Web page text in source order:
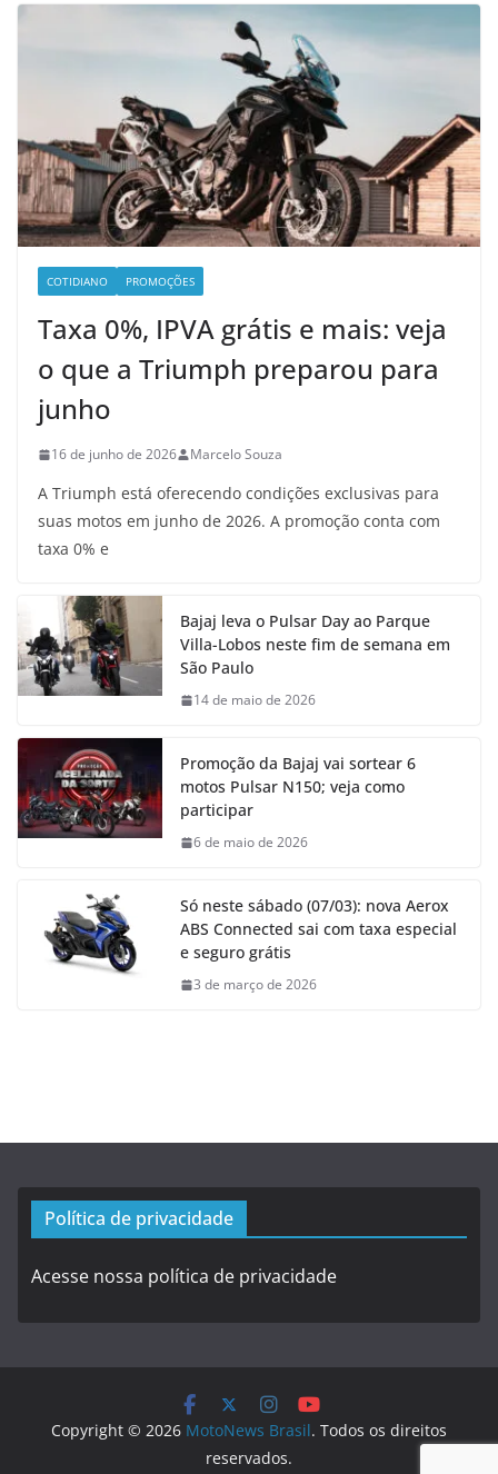
COTIDIANO PROMOÇÕES
Taxa 0%, IPVA grátis e mais: veja
o que a Triumph preparou para
junho
16 de junho de 2026 Marcelo Souza
A Triumph está oferecendo condições exclusivas para
suas motos em junho de 2026. A promoção conta com
taxa 0% e
Bajaj leva o Pulsar Day ao Parque
Villa-Lobos neste fim de semana em
São Paulo
14 de maio de 2026
Promoção da Bajaj vai sortear 6
motos Pulsar N150; veja como
participar
6 de maio de 2026
Só neste sábado (07/03): nova Aerox
ABS Connected sai com taxa especial
e seguro grátis
3 de março de 2026
Política de privacidade
Acesse nossa política de privacidade
Copyright © 2026 MotoNews Brasil. Todos os direitos
reservados.